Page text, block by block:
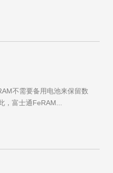
不需要备用电池来保留数
，富士通FeRAM...